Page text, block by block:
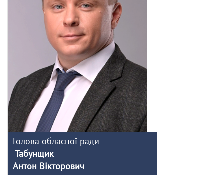
Голова обласної ради
Табунщик
Антон Вікторович